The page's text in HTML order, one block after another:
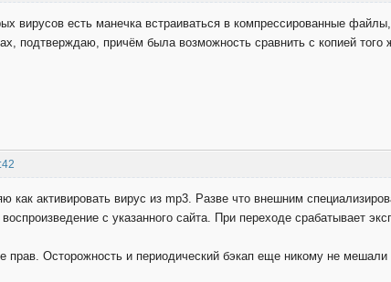
вирусов есть манечка встраиваться в компрессированные
подтверждаю, причём была возможность сравнить с копией
как активировать вирус из mp3. Разве что внешним
воспроизведение с указанного сайта. При переходе срабатывает
прав. Осторожность и периодический бэкап еще никому не мешали